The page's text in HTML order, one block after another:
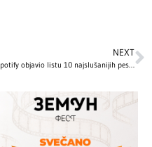
NEXT
Spotify objavio listu 10 najslušanijih pesama u istoriji – jedna je proglašena najboljom pesmom svih vremena!